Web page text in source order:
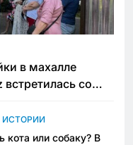
в махалле
со
ИСТОРИИ
кота или собаку? В